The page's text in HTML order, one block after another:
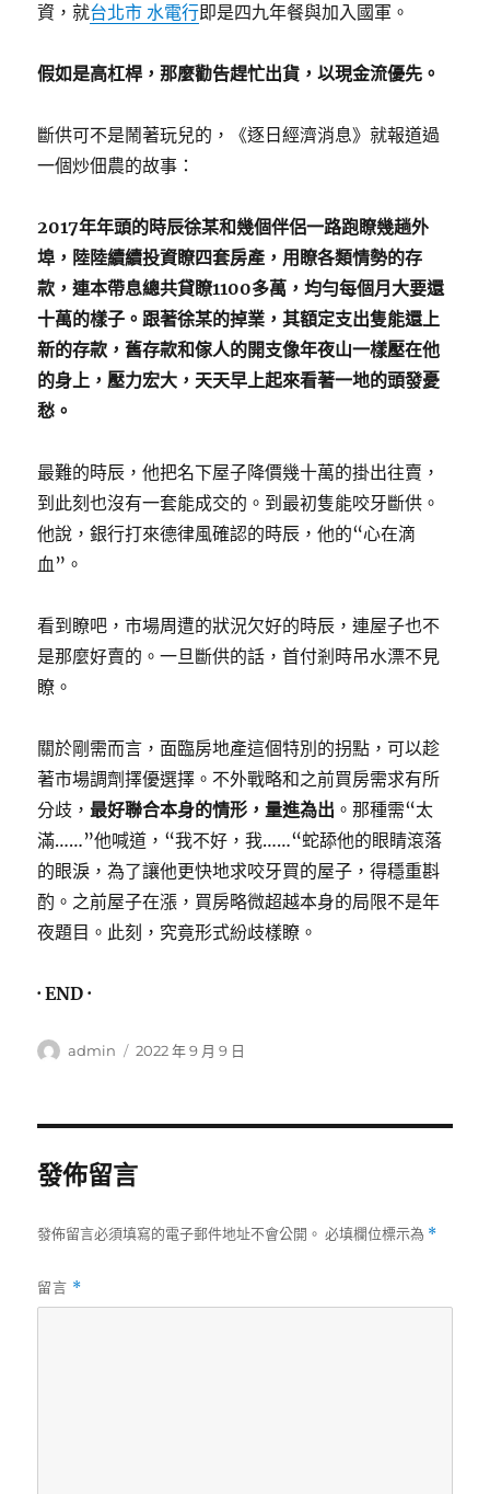
資，就台北市 水電行即是四九年餐與加入國軍。
假如是高杠桿，那麼勸告趕忙出貨，以現金流優先。
斷供可不是鬧著玩兒的，《逐日經濟消息》就報道過
一個炒佃農的故事：
2017年年頭的時辰徐某和幾個伴侶一路跑瞭幾趟外
埠，陸陸續續投資瞭四套房產，用瞭各類情勢的存
款，連本帶息總共貸瞭1100多萬，均勻每個月大要還
十萬的樣子。跟著徐某的掉業，其額定支出隻能還上
新的存款，舊存款和傢人的開支像年夜山一樣壓在他
的身上，壓力宏大，天天早上起來看著一地的頭發憂
愁。
最難的時辰，他把名下屋子降價幾十萬的掛出往賣，
到此刻也沒有一套能成交的。到最初隻能咬牙斷供。
他說，銀行打來德律風確認的時辰，他的“心在滴
血”。
看到瞭吧，市場周遭的狀況欠好的時辰，連屋子也不
是那麼好賣的。一旦斷供的話，首付剎時吊水漂不見
瞭。
關於剛需而言，面臨房地產這個特別的拐點，可以趁
著市場調劑擇優選擇。不外戰略和之前買房需求有所
分歧，最好聯合本身的情形，量進為出 。那種需“太
滿……”他喊道，“我不好，我……“蛇舔他的眼睛滾落
的眼淚，為了讓他更快地求咬牙買的屋子，得穩重斟
酌。之前屋子在漲，買房略微超越本身的局限不是年
夜題目。此刻，究竟形式紛歧樣瞭。
· END ·
作
admin
發
2022 年 9 月 9 日
發佈留言
發佈留言必須填寫的電子郵件地址不會公開。 必填欄位標示為 *
留言 *